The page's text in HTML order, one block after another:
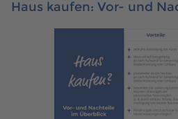
Haus kaufen: Vor- und